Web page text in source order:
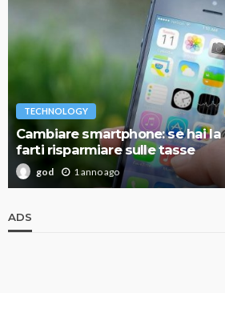
TECHNOLOGY
Cambiare smartphone: se hai
farti risparmiare sulle tasse
god 1 anno ago
ADS